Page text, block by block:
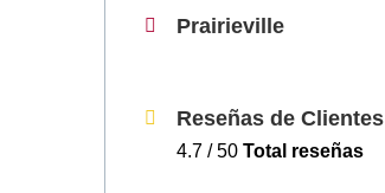
Prairieville
Reseñas de Clientes
4.7 / 50 Total reseñas